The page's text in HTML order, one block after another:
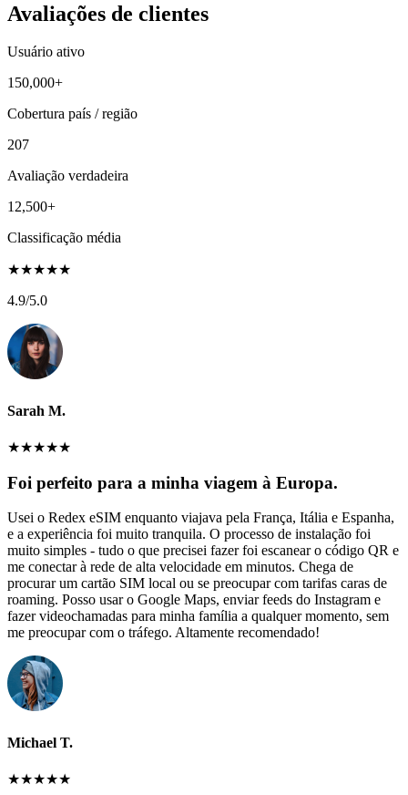
Avaliações de clientes
Usuário ativo
150,000+
Cobertura país / região
207
Avaliação verdadeira
12,500+
Classificação média
★★★★★
4.9/5.0
Sarah M.
★★★★★
Foi perfeito para a minha viagem à Europa.
Usei o Redex eSIM enquanto viajava pela França, Itália e Espanha,
e a experiência foi muito tranquila. O processo de instalação foi
muito simples - tudo o que precisei fazer foi escanear o código QR e
me conectar à rede de alta velocidade em minutos. Chega de
procurar um cartão SIM local ou se preocupar com tarifas caras de
roaming. Posso usar o Google Maps, enviar feeds do Instagram e
fazer videochamadas para minha família a qualquer momento, sem
me preocupar com o tráfego. Altamente recomendado!
Michael T.
★★★★★